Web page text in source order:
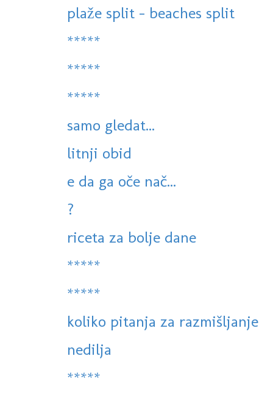
plaže split - beaches split
*****
*****
*****
samo gledat...
litnji obid
e da ga oče nač...
?
riceta za bolje dane
*****
*****
koliko pitanja za razmišljanje
nedilja
*****